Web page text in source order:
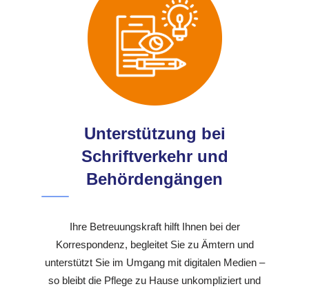
Unterstützung bei
Schriftverkehr und
Behördengängen
Ihre Betreuungskraft hilft Ihnen bei der
Korrespondenz, begleitet Sie zu Ämtern und
unterstützt Sie im Umgang mit digitalen Medien –
so bleibt die Pflege zu Hause unkompliziert und